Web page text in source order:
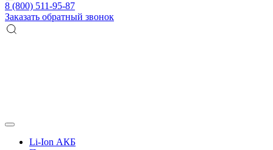
8 (800) 511-95-87
Заказать обратный звонок
Li-Ion АКБ